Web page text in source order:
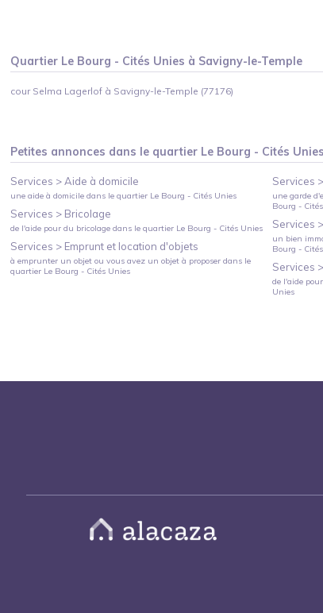
Quartier Le Bourg - Cités Unies à Savigny-le-Temple
cour Selma Lagerlof à Savigny-le-Temple (77176)
Petites annonces dans le quartier Le Bourg - Cités Unies
Services > Aide à domicile
une aide à domicile dans le quartier Le Bourg - Cités Unies
Services > Bricolage
de l'aide pour du bricolage dans le quartier Le Bourg - Cités Unies
Services > Emprunt et location d'objets
à emprunter un objet ou vous avez un objet à proposer dans le
quartier Le Bourg - Cités Unies
Services >
une garde
Bourg -
Services >
un bien
Bourg -
Services
de l'aide
Unies